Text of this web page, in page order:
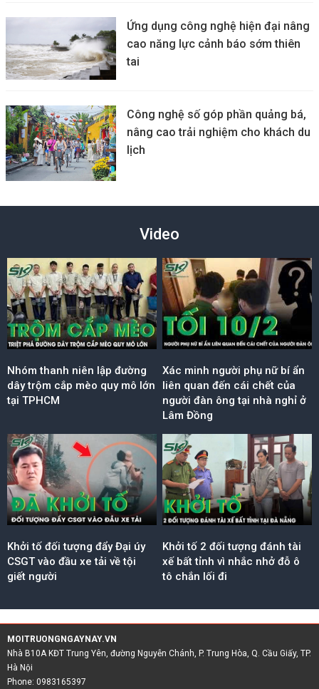
Ứng dụng công nghệ hiện đại nâng
cao năng lực cảnh báo sớm thiên
tai
Công nghệ số góp phần quảng bá,
nâng cao trải nghiệm cho khách du
lịch
Video
Nhóm thanh niên lập đường
dây trộm cắp mèo quy mô lớn
tại TPHCM
Xác minh người phụ nữ bí ẩn
liên quan đến cái chết của
người đàn ông tại nhà nghỉ ở
Lâm Đồng
Khởi tố đối tượng đẩy Đại úy
CSGT vào đầu xe tải về tội
giết người
Khởi tố 2 đối tượng đánh tài
xế bất tỉnh vì nhắc nhở đỗ ô
tô chắn lối đi
MOITRUONGNGAYNAY.VN
Nhà B10A KĐT Trung Yên, đường Nguyễn Chánh, P. Trung Hòa, Q. Cầu Giấy, TP.
Hà Nội
Phone: 0983165397